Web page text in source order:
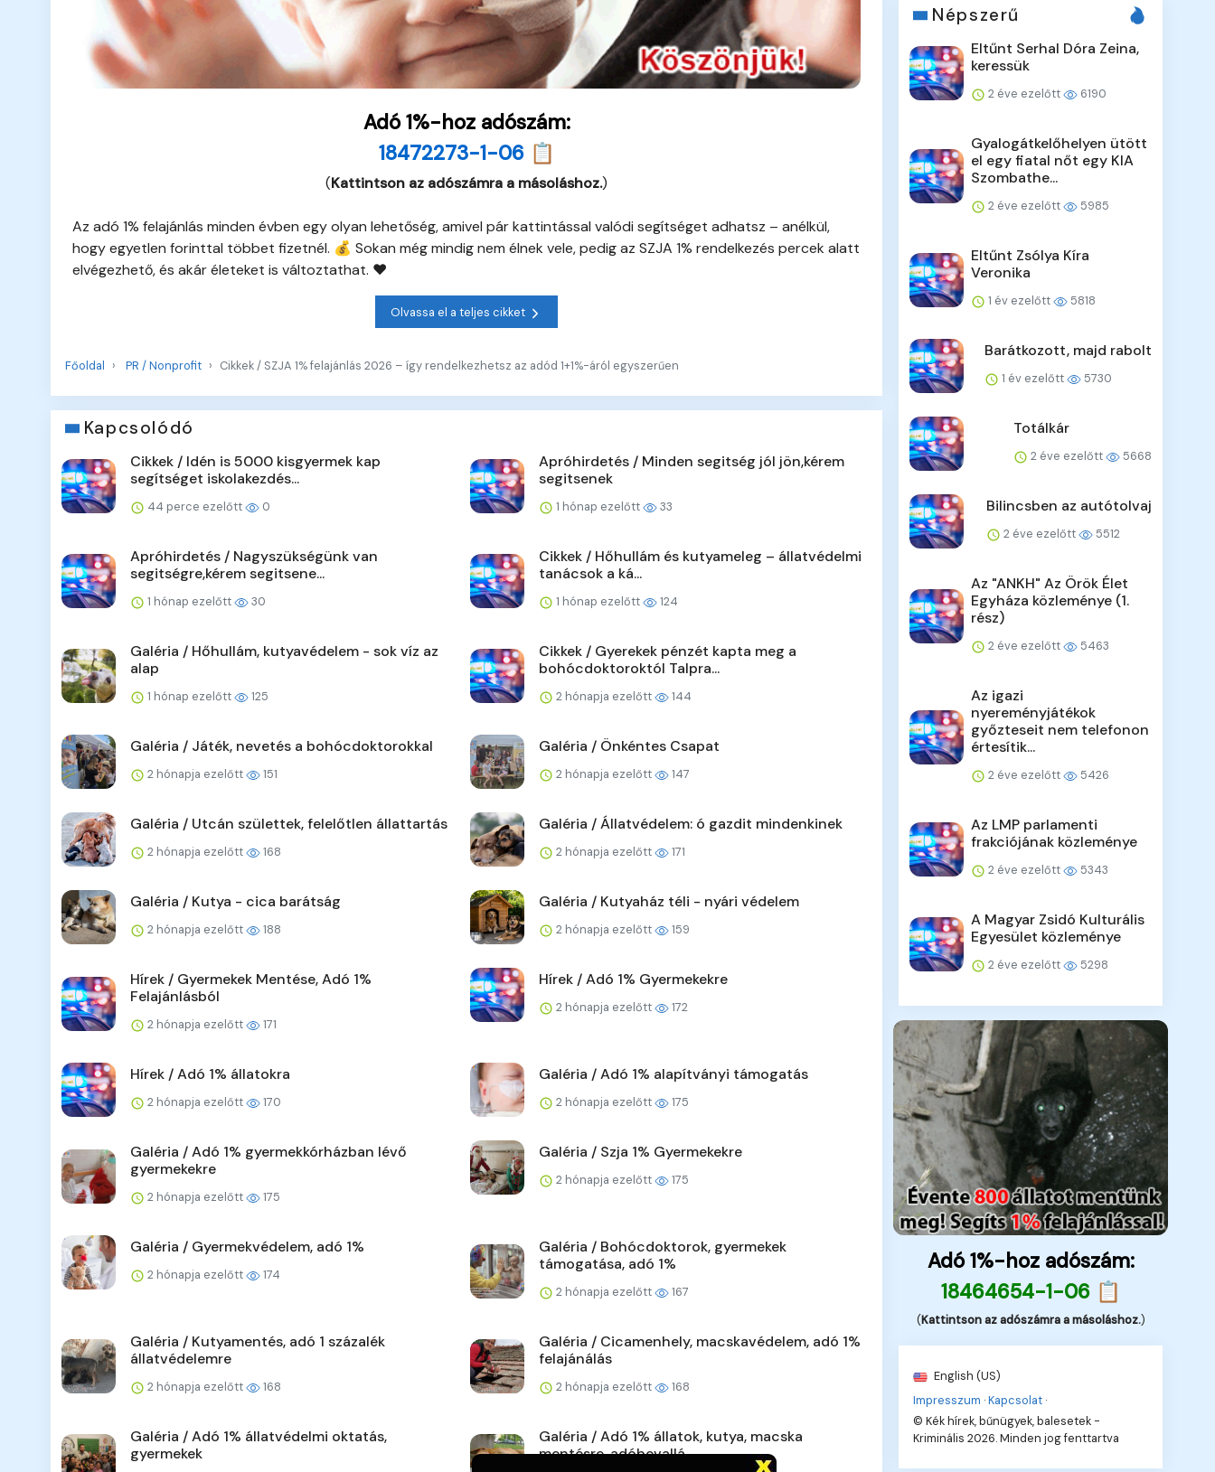
Adó 1%-hoz adószám:
18472273-1-06 📋
(Kattintson az adószámra a másoláshoz.)
Az adó 1% felajánlás minden évben egy olyan lehetőség, amivel pár kattintással valódi segítséget adhatsz – anélkül,
hogy egyetlen forinttal többet fizetnél. 💰 Sokan még mindig nem élnek vele, pedig az SZJA 1% rendelkezés percek alatt
elvégezhető, és akár életeket is változtathat. ❤️
Olvassa el a teljes cikket
Főoldal PR / Nonprofit Cikkek / SZJA 1% felajánlás 2026 – így rendelkezhetsz az adód 1+1%-áról egyszerűen
Kapcsolódó
Cikkek / Idén is 5000 kisgyermek kap
segítséget iskolakezdés...
44 perce ezelőtt 0
Apróhirdetés / Minden segitség jól jön,kérem
segitsenek
1 hónap ezelőtt 33
Apróhirdetés / Nagyszükségünk van
segitségre,kérem segitsene...
1 hónap ezelőtt 30
Cikkek / Hőhullám és kutyameleg – állatvédelmi
tanácsok a ká...
1 hónap ezelőtt 124
Galéria / Hőhullám, kutyavédelem - sok víz az
alap
1 hónap ezelőtt 125
Cikkek / Gyerekek pénzét kapta meg a
bohócdoktoroktól Talpra...
2 hónapja ezelőtt 144
Galéria / Játék, nevetés a bohócdoktorokkal
2 hónapja ezelőtt 151
Galéria / Önkéntes Csapat
2 hónapja ezelőtt 147
Galéria / Utcán születtek, felelőtlen állattartás
2 hónapja ezelőtt 168
Galéria / Állatvédelem: ó gazdit mindenkinek
2 hónapja ezelőtt 171
Galéria / Kutya - cica barátság
2 hónapja ezelőtt 188
Galéria / Kutyaház téli - nyári védelem
2 hónapja ezelőtt 159
Hírek / Gyermekek Mentése, Adó 1%
Felajánlásból
2 hónapja ezelőtt 171
Hírek / Adó 1% Gyermekekre
2 hónapja ezelőtt 172
Hírek / Adó 1% állatokra
2 hónapja ezelőtt 170
Galéria / Adó 1% alapítványi támogatás
2 hónapja ezelőtt 175
Galéria / Adó 1% gyermekkórházban lévő
gyermekekre
2 hónapja ezelőtt 175
Galéria / Szja 1% Gyermekekre
2 hónapja ezelőtt 175
Galéria / Gyermekvédelem, adó 1%
2 hónapja ezelőtt 174
Galéria / Bohócdoktorok, gyermekek
támogatása, adó 1%
2 hónapja ezelőtt 167
Galéria / Kutyamentés, adó 1 százalék
állatvédelemre
2 hónapja ezelőtt 168
Galéria / Cicamenhely, macskavédelem, adó 1%
felajánálás
2 hónapja ezelőtt 168
Galéria / Adó 1% állatvédelmi oktatás,
gyermekek
Galéria / Adó 1% állatok, kutya, macska
mentésre, adóbevallá...
Népszerű
Eltűnt Serhal Dóra Zeina,
keressük
2 éve ezelőtt 6190
Gyalogátkelőhelyen ütött
el egy fiatal nőt egy KIA
Szombathe...
2 éve ezelőtt 5985
Eltűnt Zsólya Kíra
Veronika
1 év ezelőtt 5818
Barátkozott, majd rabolt
1 év ezelőtt 5730
Totálkár
2 éve ezelőtt 5668
Bilincsben az autótolvaj
2 éve ezelőtt 5512
Az "ANKH" Az Örök Élet
Egyháza közleménye (1.
rész)
2 éve ezelőtt 5463
Az igazi
nyereményjátékok
győzteseit nem telefonon
értesítik...
2 éve ezelőtt 5426
Az LMP parlamenti
frakciójának közleménye
2 éve ezelőtt 5343
A Magyar Zsidó Kulturális
Egyesület közleménye
2 éve ezelőtt 5298
Adó 1%-hoz adószám:
18464654-1-06 📋
(Kattintson az adószámra a másoláshoz.)
English (US)
Impresszum ·Kapcsolat ·
© Kék hírek, bűnügyek, balesetek -
Kriminális 2026. Minden jog fenttartva